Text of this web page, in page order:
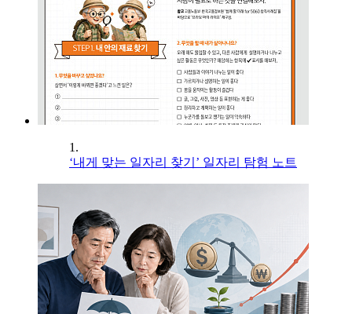
1.
‘내게 맞는 일자리 찾기’ 일자리 탐험 노트